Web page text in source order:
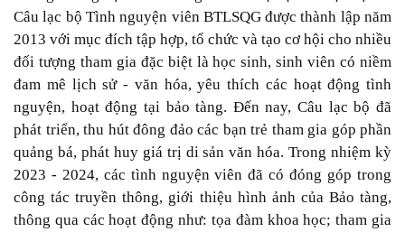
Câu lạc bộ Tình nguyện viên BTLSQG được thành lập năm
2013 với mục đích tập hợp, tổ chức và tạo cơ hội cho nhiều
đối tượng tham gia đặc biệt là học sinh, sinh viên có niềm
đam mê lịch sử - văn hóa, yêu thích các hoạt động tình
nguyện, hoạt động tại bảo tàng. Đến nay, Câu lạc bộ đã
phát triển, thu hút đông đảo các bạn trẻ tham gia góp phần
quảng bá, phát huy giá trị di sản văn hóa. Trong nhiệm kỳ
2023 - 2024, các tình nguyện viên đã có đóng góp trong
công tác truyền thông, giới thiệu hình ảnh của Bảo tàng,
thông qua các hoạt động như: tọa đàm khoa học; tham gia